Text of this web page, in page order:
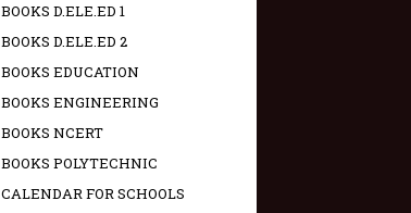
BOOKS D.ELE.ED 1
BOOKS D.ELE.ED 2
BOOKS EDUCATION
BOOKS ENGINEERING
BOOKS NCERT
BOOKS POLYTECHNIC
CALENDAR FOR SCHOOLS